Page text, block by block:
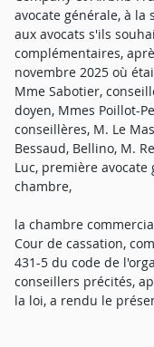
avocate générale, à
aux avocats s'ils
complémentaires,
novembre 2025 où
Mme Sabotier,
doyen, Mmes Poillot-
conseillères, M. Le
Bessaud, Bellino, M.
Luc, première
chambre,
la chambre
Cour de cassation,
431-5 du code de
conseillers précités,
la loi, a rendu le